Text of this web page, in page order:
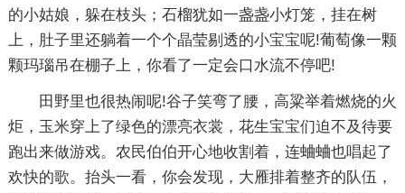
的小姑娘，躲在枝头；石榴犹如一盏盏小灯笼，挂在树
上，肚子里还躺着一个个晶莹剔透的小宝宝呢!葡萄像一颗
颗玛瑙吊在棚子上，你看了一定会口水流不停吧!
田野里也很热闹呢!谷子笑弯了腰，高粱举着燃烧的火
炬，玉米穿上了绿色的漂亮衣裳，花生宝宝们迫不及待要
跑出来做游戏。农民伯伯开心地收割着，连蛐蛐也唱起了
欢快的歌。抬头一看，你会发现，大雁排着整齐的队伍，